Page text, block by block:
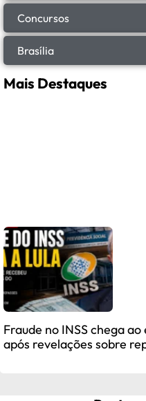
Concursos
Brasília
Mais Destaques
Fraude no INSS chega
após revelações sobre